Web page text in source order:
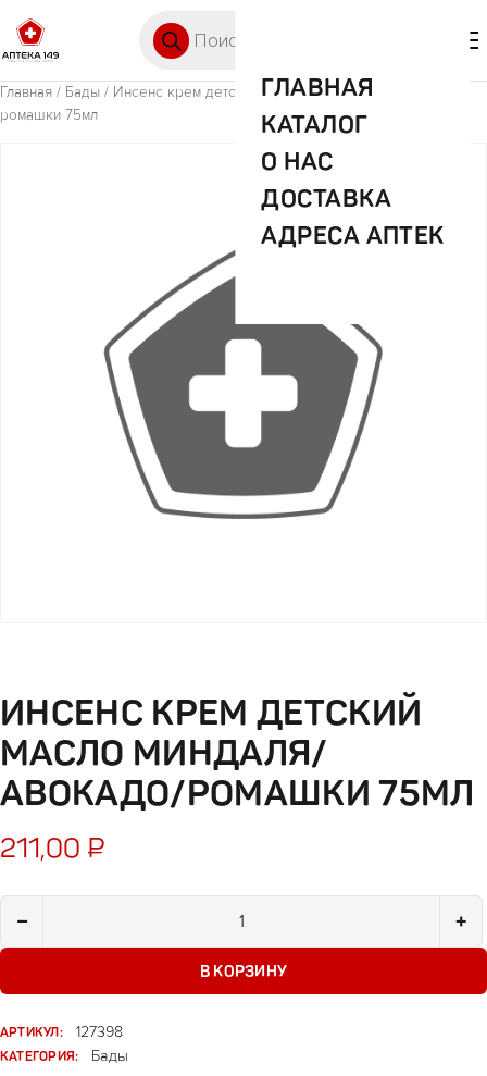
ГЛАВНАЯ
КАТАЛОГ
О НАС
ДОСТАВКА
АДРЕСА АПТЕК
Главная / Бады / Инсенс крем детский масло миндаля/авокадо/
ромашки 75мл
ИНСЕНС КРЕМ ДЕТСКИЙ
МАСЛО МИНДАЛЯ/
АВОКАДО/РОМАШКИ 75МЛ
211,00 ₽
− +
В КОРЗИНУ
АРТИКУЛ:
127398
КАТЕГОРИЯ:
Бады